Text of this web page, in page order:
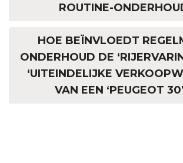
ROUTINE-
HOE BEÏNVLOEDT
ONDERHOUD DE
‘UITEINDELIJKE
VAN EEN ‘PEUGEOT